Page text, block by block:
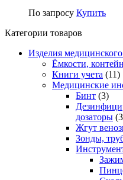
По запросу Купить
Категории товаров
Изделия
Ёмкости,
Книги учета (11)
Медицинские
Бинт (3)
дозаторы
Жгут
Зонды,